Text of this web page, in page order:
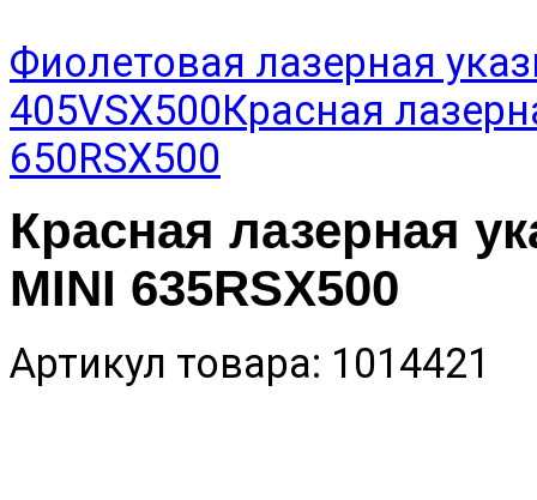
Фиолетовая лазерная
405VSX500Красная
650RSX500
Красная лазерная
MINI 635RSX500
Артикул товара: 1014421